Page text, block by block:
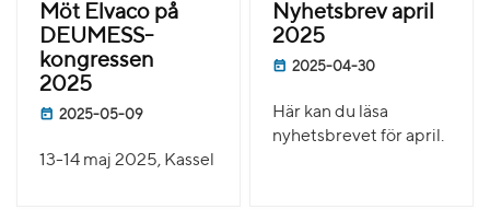
Möt Elvaco på
DEUMESS-
kongressen
2025
2025-05-09
13-14 maj 2025, Kassel
Nyhetsbrev april
2025
2025-04-30
Här kan du läsa
nyhetsbrevet för april.